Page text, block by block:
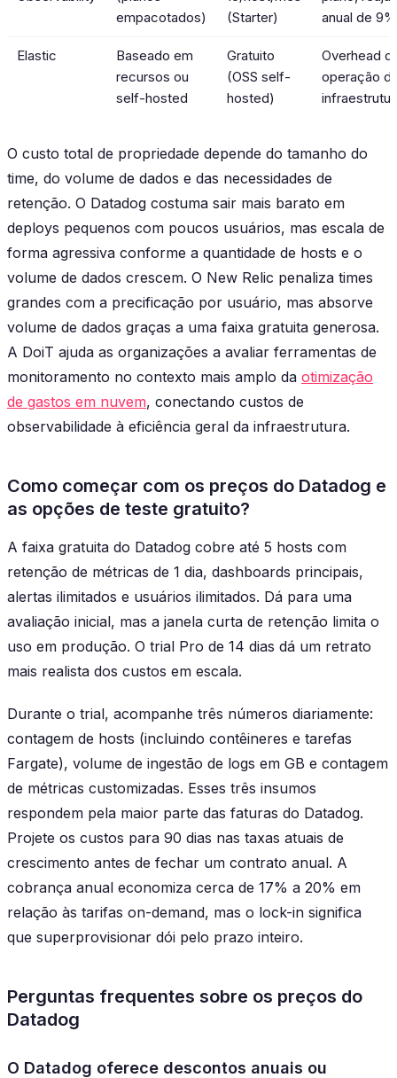
empacotados)
(Starter)
anual de 9%
Elastic
Baseado em
recursos ou
self-hosted
Gratuito
(OSS self-
hosted)
Overhead
operação
O custo total de propriedade depende do tamanho do
time, do volume de dados e das necessidades de
retenção. O Datadog costuma sair mais barato em
deploys pequenos com poucos usuários, mas escala de
forma agressiva conforme a quantidade de hosts e o
volume de dados crescem. O New Relic penaliza times
grandes com a precificação por usuário, mas absorve
volume de dados graças a uma faixa gratuita generosa.
A DoiT ajuda as organizações a avaliar ferramentas de
monitoramento no contexto mais amplo da otimização
de gastos em nuvem, conectando custos de
observabilidade à eficiência geral da infraestrutura.
Como começar com os preços do Datadog e
as opções de teste gratuito?
A faixa gratuita do Datadog cobre até 5 hosts com
retenção de métricas de 1 dia, dashboards principais,
alertas ilimitados e usuários ilimitados. Dá para uma
avaliação inicial, mas a janela curta de retenção limita o
uso em produção. O trial Pro de 14 dias dá um retrato
mais realista dos custos em escala.
Durante o trial, acompanhe três números diariamente:
contagem de hosts (incluindo contêineres e tarefas
Fargate), volume de ingestão de logs em GB e contagem
de métricas customizadas. Esses três insumos
respondem pela maior parte das faturas do Datadog.
Projete os custos para 90 dias nas taxas atuais de
crescimento antes de fechar um contrato anual. A
cobrança anual economiza cerca de 17% a 20% em
relação às tarifas on-demand, mas o lock-in significa
que superprovisionar dói pelo prazo inteiro.
Perguntas frequentes sobre os preços do
Datadog
O Datadog oferece descontos anuais ou